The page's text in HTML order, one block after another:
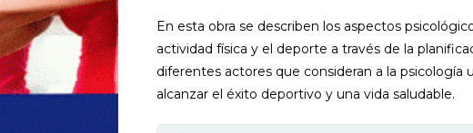
En esta obra se describen los aspectos
actividad física y el deporte a través de la
diferentes actores que consideran a la
alcanzar el éxito deportivo y una vida saludable.